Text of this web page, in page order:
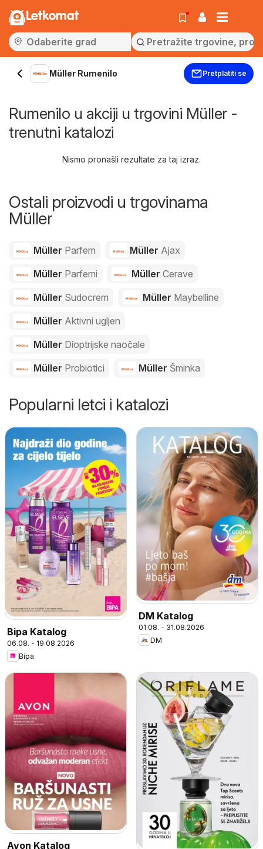
Letkomat
Müller Rumenilo Pretplatiti se
Rumenilo u akciji u trgovini Müller -
trenutni katalozi
Nismo pronašli rezultate za taj izraz.
Ostali proizvodi u trgovinama
Müller
Müller Parfem Müller Ajax
Müller Parfemi Müller Cerave
Müller Sudocrem Müller Maybelline
Müller Aktivni ugljen
Müller Dioptrijske naočale
Müller Probiotici Müller Šminka
Popularni letci i katalozi
Bipa Katalog
06.08. - 19.08.2026
Bipa
DM Katalog
01.08. - 31.08.2026
DM
Avon Katalog